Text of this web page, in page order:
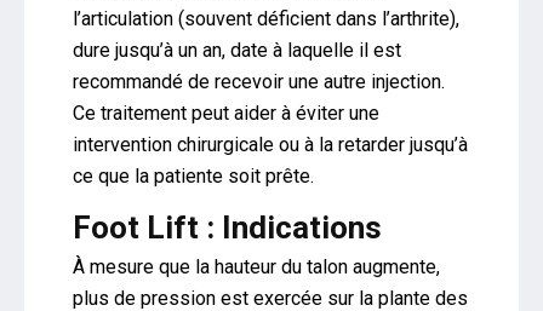
l’articulation (souvent déficient dans l’arthrite),
dure jusqu’à un an, date à laquelle il est
recommandé de recevoir une autre injection.
Ce traitement peut aider à éviter une
intervention chirurgicale ou à la retarder jusqu’à
ce que la patiente soit prête.
Foot Lift : Indications
À mesure que la hauteur du talon augmente,
plus de pression est exercée sur la plante des